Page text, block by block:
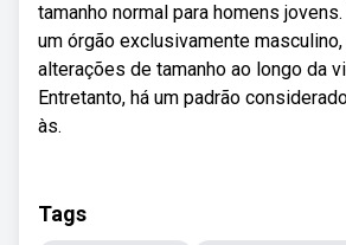
tamanho normal para homens
um órgão exclusivamente
alterações de tamanho ao longo da
Entretanto, há um padrão
às.
Tags